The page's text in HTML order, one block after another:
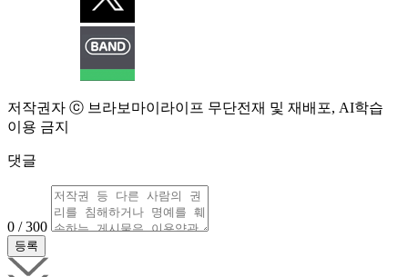
저작권자 ⓒ 브라보마이라이프 무단전재 및 재배포, AI학습
이용 금지
댓글
0 / 300